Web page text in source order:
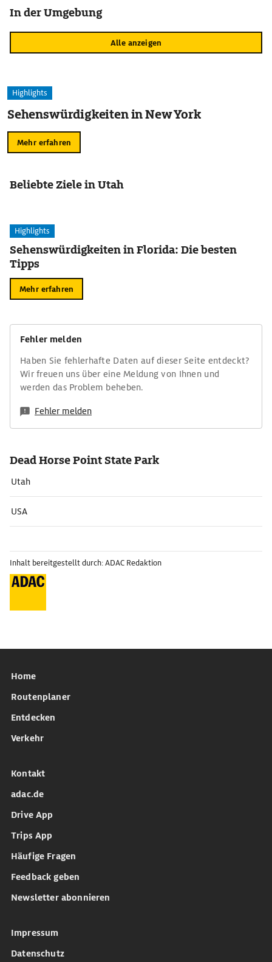
In der Umgebung
Alle anzeigen
Highlights
Sehenswürdigkeiten in New York
Mehr erfahren
Beliebte Ziele in Utah
Highlights
Sehenswürdigkeiten in Florida: Die besten
Tipps
Mehr erfahren
Fehler melden
Haben Sie fehlerhafte Daten auf dieser Seite entdeckt?
Wir freuen uns über eine Meldung von Ihnen und
werden das Problem beheben.
Fehler melden
Dead Horse Point State Park
Utah
USA
Inhalt bereitgestellt durch: ADAC Redaktion
Home
Routenplaner
Entdecken
Verkehr
Kontakt
adac.de
Drive App
Trips App
Häufige Fragen
Feedback geben
Newsletter abonnieren
Impressum
Datenschutz